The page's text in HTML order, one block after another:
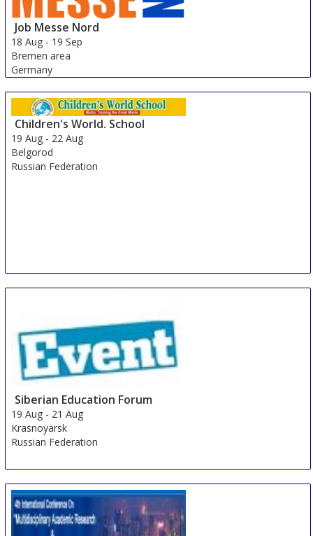
Job Messe Nord
18 Aug - 19 Sep
Bremen area
Germany
Children's World. School
19 Aug - 22 Aug
Belgorod
Russian Federation
Siberian Education Forum
19 Aug - 21 Aug
Krasnoyarsk
Russian Federation